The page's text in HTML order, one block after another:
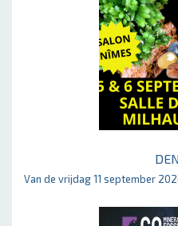
Van de vrijdag 11 september